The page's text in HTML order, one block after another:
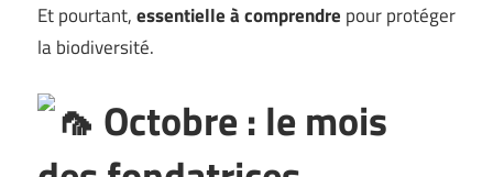
Et pourtant,essentielle à comprendre pour protéger
la biodiversité.
Octobre : le mois